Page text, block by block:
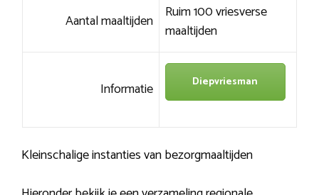
Aantal maaltijden Ruim 100 vriesverse
maaltijden
Informatie Diepvriesman
Kleinschalige instanties van bezorgmaaltijden